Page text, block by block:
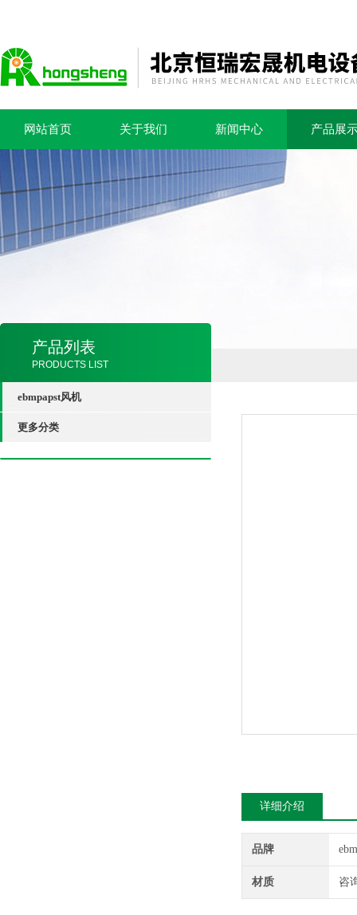
网站首页 关于我们 新闻中心 产品展
产品列表
PRODUCTS LIST
ebmpapst风机
更多分类
详细介绍
品牌
材质 咨